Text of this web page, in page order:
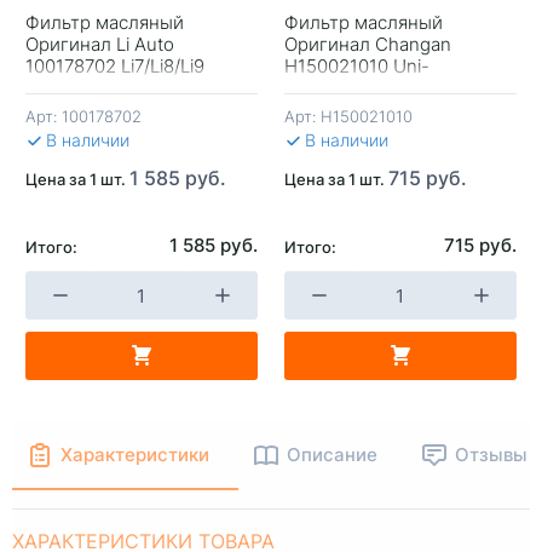
Фильтр масляный
Оригинал Li Auto
100178702 Li7/Li8/Li9
Арт: 100178702
В наличии
Цена за 1 шт. 1 585 руб.
Итого: 1 585 руб.
Фильтр масляный
Оригинал Changan
H150021010 Uni-
K/V/T/CS55+/CS35/CS35+/
2л
Арт: H150021010
В наличии
Цена за 1 шт. 715 руб.
Итого: 715 руб.
+
КОРЗИНУ
+
В КОРЗИНУ
Характеристики Описание Отзывы
ХАРАКТЕРИСТИКИ ТОВАРА